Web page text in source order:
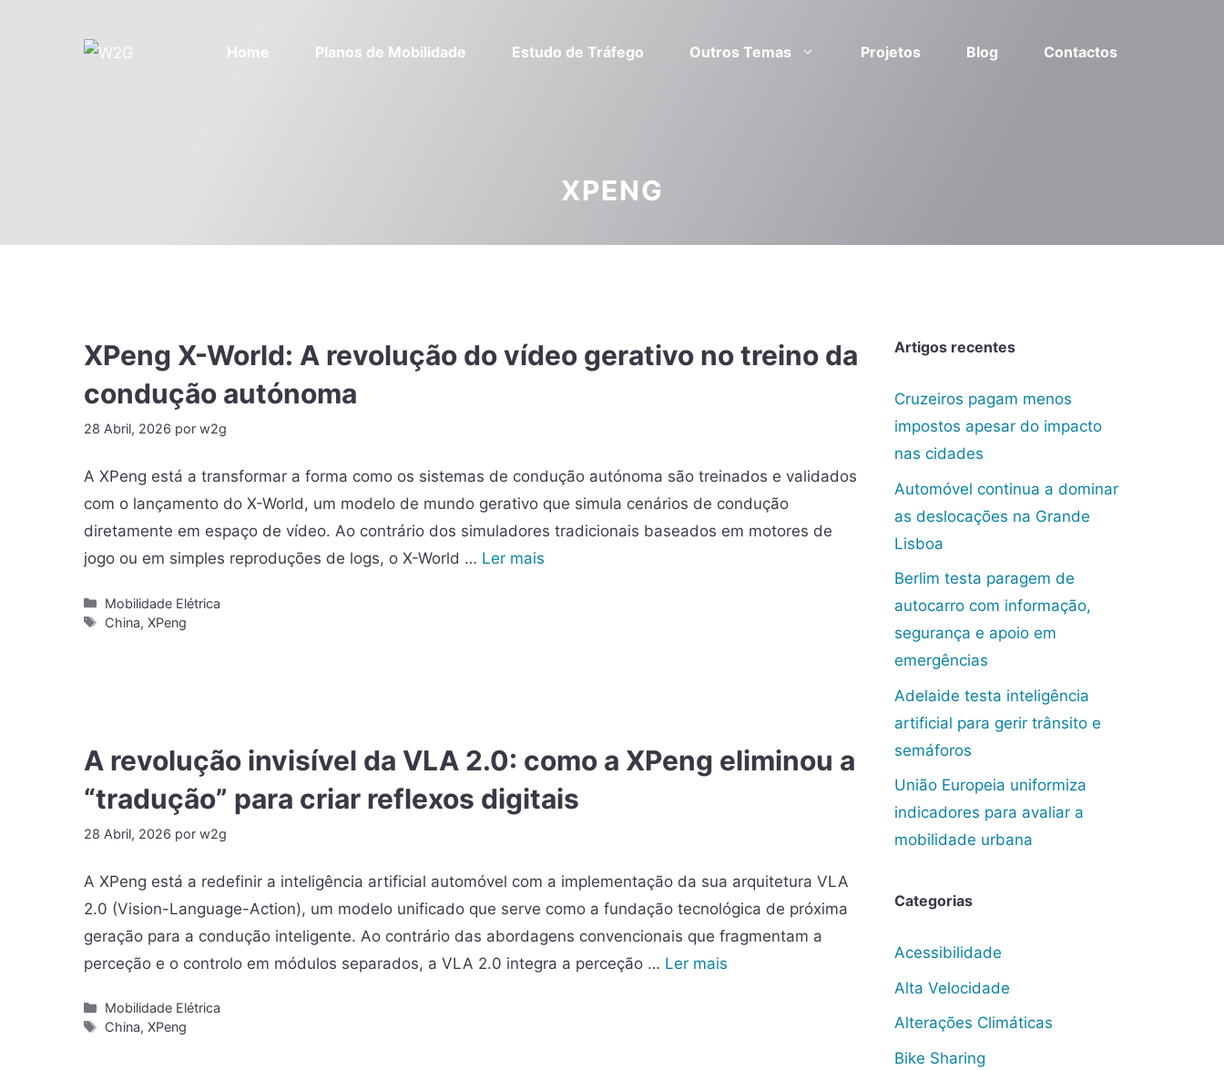
Home Planos de Mobilidade Estudo de Tráfego Outros Temas Projetos Blog Contactos
XPENG
XPeng X-World: A revolução do vídeo gerativo no treino da
condução autónoma
28 Abril, 2026 por w2g
A XPeng está a transformar a forma como os sistemas de condução autónoma são treinados e validados
com o lançamento do X-World, um modelo de mundo gerativo que simula cenários de condução
diretamente em espaço de vídeo. Ao contrário dos simuladores tradicionais baseados em motores de
jogo ou em simples reproduções de logs, o X-World … Ler mais
Mobilidade Elétrica
China,XPeng
A revolução invisível da VLA 2.0: como a XPeng eliminou a
“tradução” para criar reflexos digitais
28 Abril, 2026 por w2g
A XPeng está a redefinir a inteligência artificial automóvel com a implementação da sua arquitetura VLA
2.0 (Vision-Language-Action), um modelo unificado que serve como a fundação tecnológica de próxima
geração para a condução inteligente. Ao contrário das abordagens convencionais que fragmentam a
perceção e o controlo em módulos separados, a VLA 2.0 integra a perceção … Ler mais
Mobilidade Elétrica
China,XPeng
Artigos recentes
Cruzeiros pagam menos
impostos apesar do impacto
nas cidades
Automóvel continua a dominar
as deslocações na Grande
Lisboa
Berlim testa paragem de
autocarro com informação,
segurança e apoio em
emergências
Adelaide testa inteligência
artificial para gerir trânsito e
semáforos
União Europeia uniformiza
indicadores para avaliar a
mobilidade urbana
Categorias
Acessibilidade
Alta Velocidade
Alterações Climáticas
Bike Sharing